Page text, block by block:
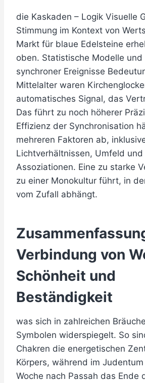
die Kaskaden – Logik Visuelle
Stimmung im Kontext von
Markt für blaue Edelsteine
oben. Statistische Modelle und
synchroner Ereignisse
Mittelalter waren
automatisches Signal, das
Das führt zu noch höherer
Effizienz der Synchronisation
mehreren Faktoren ab,
Lichtverhältnissen, Umfeld
Assoziationen. Eine zu starke
zu einer Monokultur führt, in
vom Zufall abhängt.
Verbindung von
Schönheit und
Beständigkeit
was sich in zahlreichen
Symbolen widerspiegelt. So
Chakren die energetischen
Körpers, während im
Woche nach Passah das Ende